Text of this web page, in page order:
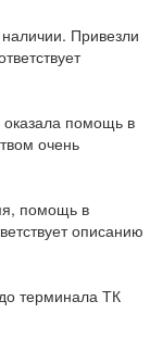
Привезли
помощь в
очень
помощь в
описанию
терминала ТК